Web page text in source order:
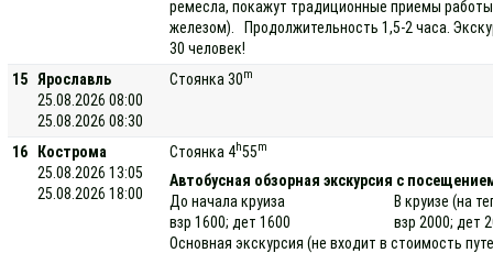
ремесла, покажут традиционные приемы
железом). Продолжительность 1,5-2 часа.
30 человек!
15
Ярославль
25.08.2026 08:00
25.08.2026 08:30
Стоянка 30m
16
Кострома
25.08.2026 13:05
25.08.2026 18:00
Стоянка 4h55m
Автобусная обзорная экскурсия с
До начала круиза
взр 1600; дет 1600
В круизе (на
взр 2000; дет
Основная экскурсия (не входит в стоимость